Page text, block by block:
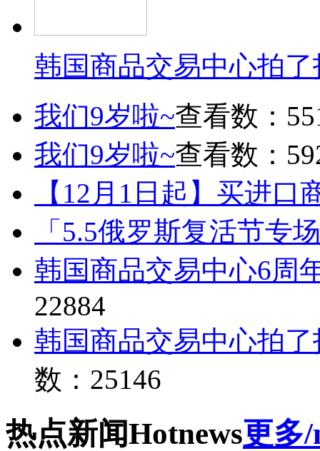
韩国商品交易中心拍
我们9岁啦~查看数：
我们9岁啦~查看数：
【12月1日起】买进口
「5.5俄罗斯复活节专
韩国商品交易中心6周
22884
韩国商品交易中心拍
数：25146
热点新闻Hotnews更多